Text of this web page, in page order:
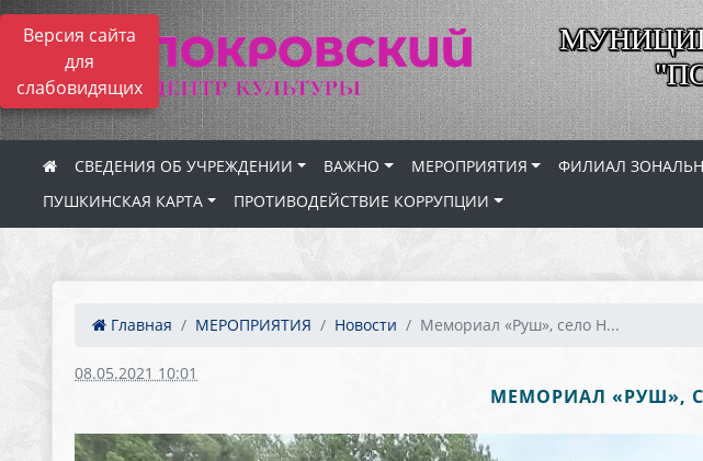
Версия сайта
для
слабовидящих
СВЕДЕНИЯ ОБ УЧРЕЖДЕНИИ ВАЖНО МЕРОПРИЯТИЯ ФИЛИАЛ
ПУШКИНСКАЯ КАРТА
ПРОТИВОДЕЙСТВИЕ КОРРУПЦИИ
Главная МЕРОПРИЯТИЯ Новости Мемориал «Руш», село Н...
08.05.2021 10:01
МЕМОРИАЛ «РУШ»,